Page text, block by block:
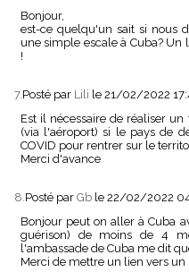
Bonjour,
est-ce quelqu'un sait si nous
une simple escale à Cuba?
!
7.Posté par Lili le 21/02/2022
Est il nécessaire de réaliser un
(via l'aéroport) si le pays de
COVID pour rentrer sur le
Merci d'avance
8.Posté par Gb le 22/02/2022
Bonjour peut on aller à Cuba
guérison) de moins de 4
l'ambassade de Cuba me dit
Merci de mettre un lien vers un